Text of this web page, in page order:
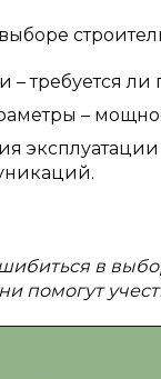
– требуется
–
в
помогут